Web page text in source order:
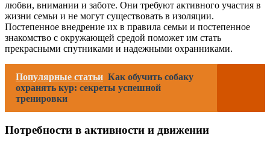
любви, внимании и заботе. Они требуют активного участия в
жизни семьи и не могут существовать в изоляции.
Постепенное внедрение их в правила семьи и постепенное
знакомство с окружающей средой поможет им стать
прекрасными спутниками и надежными охранниками.
Популярные статьи Как обучить собаку
охранять кур: секреты успешной
тренировки
Потребности в активности и движении